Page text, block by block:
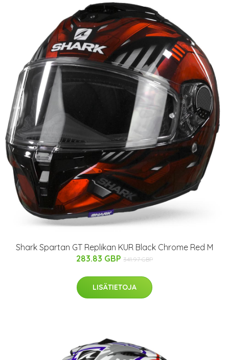
Shark Spartan GT Replikan KUR Black Chrome Red M
283.83 GBP 341.97 GBP
LISÄTIETOJA